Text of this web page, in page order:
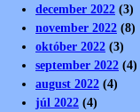
december 2022 (3)
november 2022 (8)
október 2022 (3)
september 2022 (4)
august 2022 (4)
júl 2022 (4)